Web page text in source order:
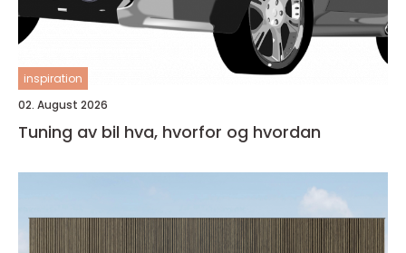
inspiration
02. August 2026
Tuning av bil hva, hvorfor og hvordan